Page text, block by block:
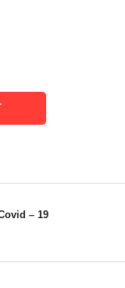
Wahyudi, S.H.,
Sugiono, S.H.
munuju
Kapolres AKBP
– 19